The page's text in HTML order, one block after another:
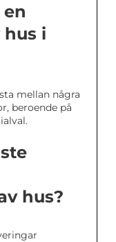
i
mellan några
beroende på
hus?